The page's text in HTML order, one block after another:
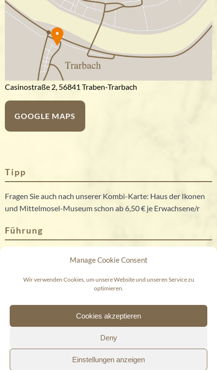
Manage Cookie Consent
Wir verwenden Cookies, um unsere Website und unseren Service zu
optimieren.
Cookies akzeptieren
Deny
Einstellungen anzeigen
Tipp
Fragen Sie auch nach unserer Kombi-Karte: Haus der Ikonen
und Mittelmosel-Museum schon ab 6,50 € je Erwachsene/r
Führung
regulären Öffnungszeiten) buchbar. Preis: 3,50 € pro Person
zzgl. 60,00 € Führungspauschale
Casinostraße 2, 56841 Traben-Trarbach
GOOGLE MAPS
© 2026 Mittelmosel-Museum
DATENSCHUTZ IMPRESSUM